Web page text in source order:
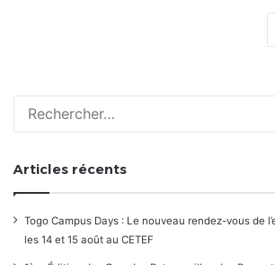
Articles récents
Togo Campus Days : Le nouveau rendez-vous de
les 14 et 15 août au CETEF